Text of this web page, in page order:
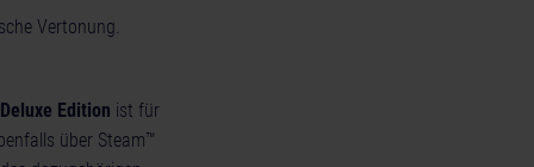
Vertonung.
Deluxe Edition ist für
über Steam™